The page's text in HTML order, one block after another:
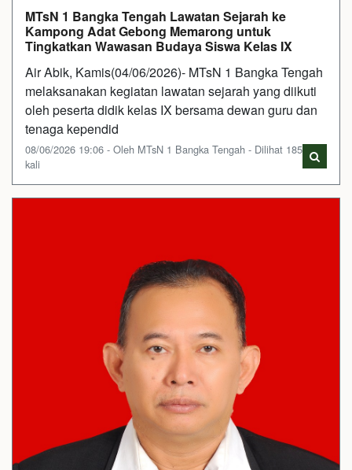
MTsN 1 Bangka Tengah Lawatan Sejarah ke
Kampong Adat Gebong Memarong untuk
Tingkatkan Wawasan Budaya Siswa Kelas IX
Air Abik, Kamis(04/06/2026)- MTsN 1 Bangka Tengah
melaksanakan kegiatan lawatan sejarah yang diikuti
oleh peserta didik kelas IX bersama dewan guru dan
tenaga kependid
08/06/2026 19:06 - Oleh MTsN 1 Bangka Tengah - Dilihat 185
kali